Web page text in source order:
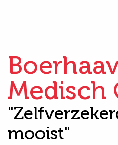
Medisch
mooist"